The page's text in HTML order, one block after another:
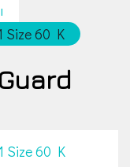
Size 60 K